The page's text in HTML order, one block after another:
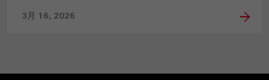
3月 16, 2026